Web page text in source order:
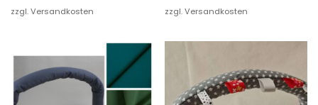
zzgl. Versandkosten
zzgl. Versandkosten